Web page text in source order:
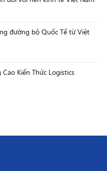
đường bộ Quốc Tế từ Việt
Kiến Thức Logistics